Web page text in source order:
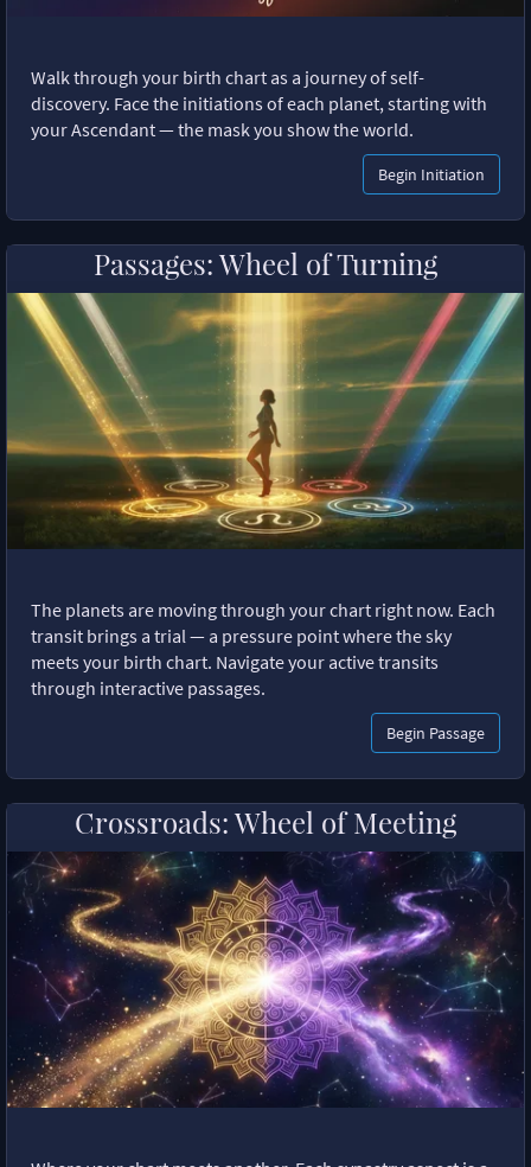
Walk through your birth chart as a journey of self-
discovery. Face the initiations of each planet, starting with
your Ascendant — the mask you show the world.
Begin Initiation
Passages: Wheel of Turning
The planets are moving through your chart right now. Each
transit brings a trial — a pressure point where the sky
meets your birth chart. Navigate your active transits
through interactive passages.
Begin Passage
Crossroads: Wheel of Meeting